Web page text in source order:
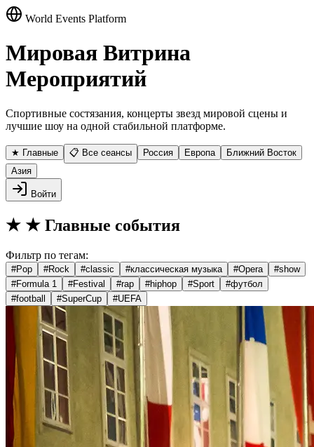
World Events Platform
Мировая Витрина
Мероприятий
Спортивные состязания, концерты звезд мировой сцены и
лучшие шоу на одной стабильной платформе.
★ Главные 📋 Все сеансы Россия Европа
Ближний Восток
Азия
Войти
★ ★ Главные события
Фильтр по тегам:
#Pop #Rock #classic #классическая музыка #Opera #show
#Formula 1 #Festival #rap #hiphop #Sport #футбол
#football #SuperCup #UEFA